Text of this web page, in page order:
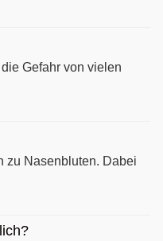
Gefahr von vielen
zu Nasenbluten. Dabei